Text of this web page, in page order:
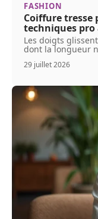
FASHION
Coiffure tresse
techniques pro
Les doigts
dont la longueur
29 juillet 2026